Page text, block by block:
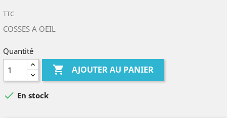
TTC
COSSES A OEIL
Quantité
 AJOUTER AU PANIER
 En stock